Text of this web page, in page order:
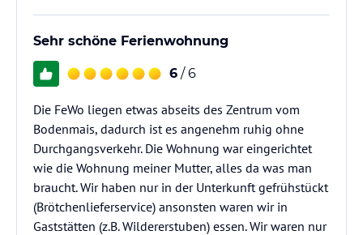
Sehr schöne Ferienwohnung
6 / 6
Die FeWo liegen etwas abseits des Zentrum vom
Bodenmais, dadurch ist es angenehm ruhig ohne
Durchgangsverkehr. Die Wohnung war eingerichtet
wie die Wohnung meiner Mutter, alles da was man
braucht. Wir haben nur in der Unterkunft gefrühstückt
(Brötchenlieferservice) ansonsten waren wir in
Gaststätten (z.B. Wildererstuben) essen. Wir waren nur